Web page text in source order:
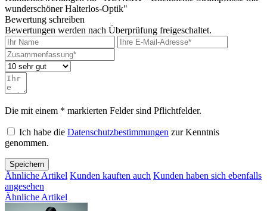
wunderschöner Halterlos-Optik"
Bewertung schreiben
Bewertungen werden nach Überprüfung freigeschaltet.
Die mit einem * markierten Felder sind Pflichtfelder.
Ich habe die Datenschutzbestimmungen zur Kenntnis
genommen.
Speichern
Ähnliche Artikel Kunden kauften auch Kunden haben sich ebenfalls
angesehen
Ähnliche Artikel